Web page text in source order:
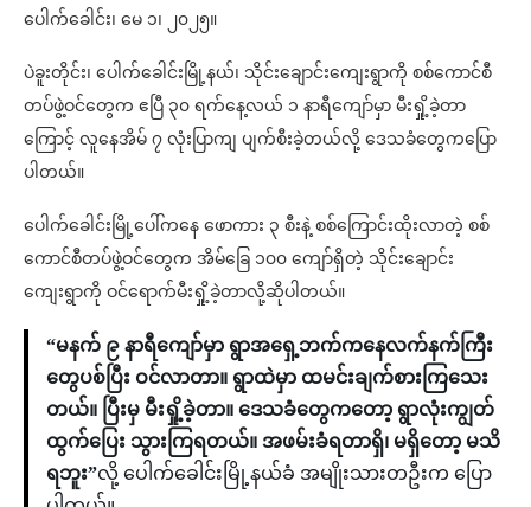
ပေါက်ခေါင်း၊ မေ ၁၊ ၂၀၂၅။
ပဲခူးတိုင်း၊ ပေါက်ခေါင်းမြို့နယ်၊ သိုင်းချောင်းကျေးရွာကို စစ်ကောင်စီ
တပ်ဖွဲ့ဝင်တွေက ဧပြီ ၃၀ ရက်နေ့လယ် ၁ နာရီကျော်မှာ မီးရှို့ခဲ့တာ
ကြောင့် လူနေအိမ် ၇ လုံးပြာကျ ပျက်စီးခဲ့တယ်လို့ ဒေသခံတွေကပြော
ပါတယ်။
ပေါက်ခေါင်းမြို့ပေါ်ကနေ ဖောကား ၃ စီးနဲ့ စစ်ကြောင်းထိုးလာတဲ့ စစ်
ကောင်စီတပ်ဖွဲ့ဝင်တွေက အိမ်ခြေ ၁၀၀ ကျော်ရှိတဲ့ သိုင်းချောင်း
ကျေးရွာကို ဝင်ရောက်မီးရှို့ခဲ့တာလို့ဆိုပါတယ်။
“မနက် ၉ နာရီကျော်မှာ ရွာအရှေ့ဘက်ကနေလက်နက်ကြီး
တွေပစ်ပြီး ဝင်လာတာ။ ရွာထဲမှာ ထမင်းချက်စားကြသေး
တယ်။ ပြီးမှ မီးရှို့ခဲ့တာ။ ဒေသခံတွေကတော့ ရွာလုံးကျွတ်
ထွက်ပြေး သွားကြရတယ်။ အဖမ်းခံရတာရှိ၊ မရှိတော့ မသိ
ရဘူး”လို့ ပေါက်ခေါင်းမြို့နယ်ခံ အမျိုးသားတဦးက ပြော